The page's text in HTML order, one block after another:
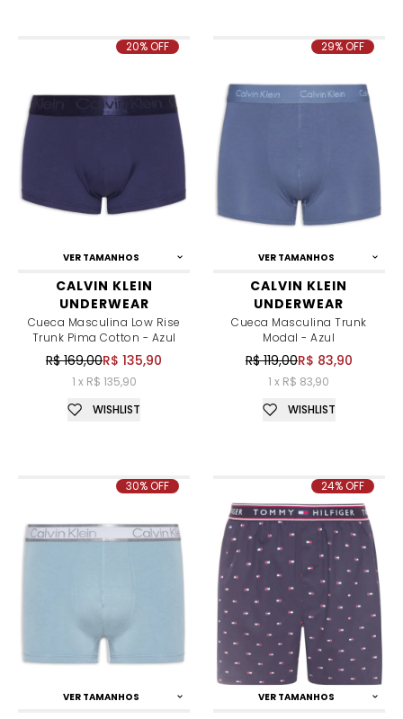
VER TAMANHOS
CALVIN KLEIN
UNDERWEAR
Cueca Masculina Low Rise
Trunk Pima Cotton - Azul
R$ 169,00R$ 135,90
1 x R$ 135,90
20% OFF
WISHLIST
VER TAMANHOS
CALVIN KLEIN
UNDERWEAR
Cueca Masculina Trunk
Modal - Azul
R$ 119,00R$ 83,90
1 x R$ 83,90
29% OFF
WISHLIST
VER TAMANHOS
30% OFF
VER TAMANHOS
24% OFF